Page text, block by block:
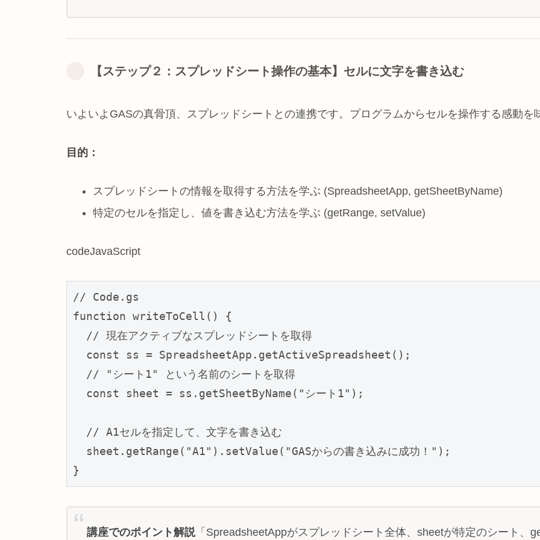
【ステップ２：スプレッドシート操作の基本】セルに文字を書き込む
いよいよGASの真骨頂、スプレッドシートとの連携です。プログラムからセルを操作する感動を
目的：
スプレッドシートの情報を取得する方法を学ぶ (SpreadsheetApp, getSheetByName)
特定のセルを指定し、値を書き込む方法を学ぶ (getRange, setValue)
codeJavaScript
// Code.gs
function writeToCell() {
  // 現在アクティブなスプレッドシートを取得
  const ss = SpreadsheetApp.getActiveSpreadsheet();
  // "シート1" という名前のシートを取得
  const sheet = ss.getSheetByName("シート1");
  // A1セルを指定して、文字を書き込む
  sheet.getRange("A1").setValue("GASからの書き込みに成功！");
}
講座でのポイント解説「SpreadsheetAppがスプレッドシート全体、sheetが特定のシート、